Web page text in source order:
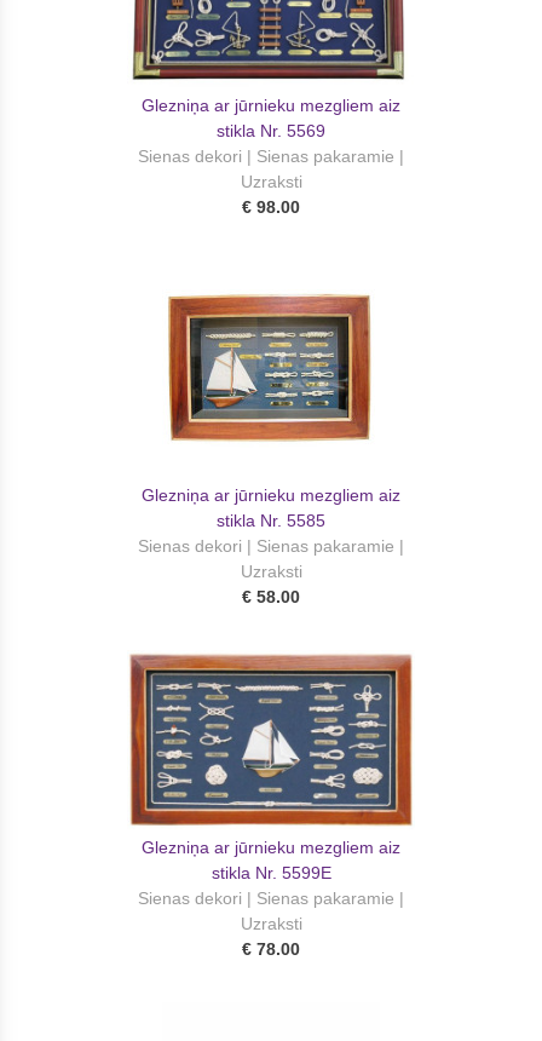
Glezniņa ar jūrnieku mezgliem aiz
stikla Nr. 5569
Sienas dekori | Sienas pakaramie |
Uzraksti
€ 98.00
Glezniņa ar jūrnieku mezgliem aiz
stikla Nr. 5585
Sienas dekori | Sienas pakaramie |
Uzraksti
€ 58.00
Glezniņa ar jūrnieku mezgliem aiz
stikla Nr. 5599E
Sienas dekori | Sienas pakaramie |
Uzraksti
€ 78.00